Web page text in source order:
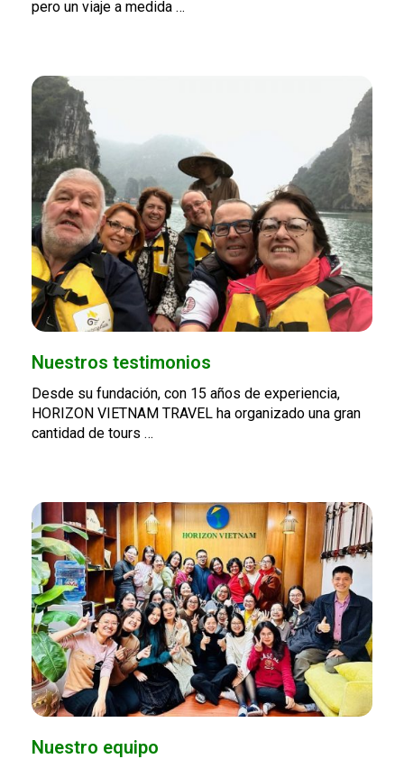
pero un viaje a medida …
Nuestros testimonios
Desde su fundación, con 15 años de experiencia,
HORIZON VIETNAM TRAVEL ha organizado una gran
cantidad de tours …
Nuestro equipo